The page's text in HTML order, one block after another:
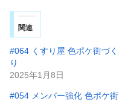
関連
#064 くすり屋 色ポケ街づく
り
2025年1月8日
#054 メンバー強化 色ポケ街